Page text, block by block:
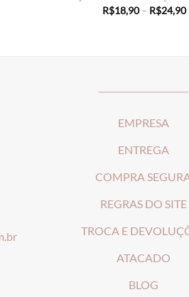
R$18,90 – R$24,90
EMPRESA
ENTREGA
COMPRA
REGRAS DO SITE
TROCA E
ATACADO
BLOG